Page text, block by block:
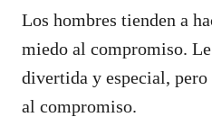
Los hombres tienden a
miedo al compromiso. Le
divertida y especial,
al compromiso.